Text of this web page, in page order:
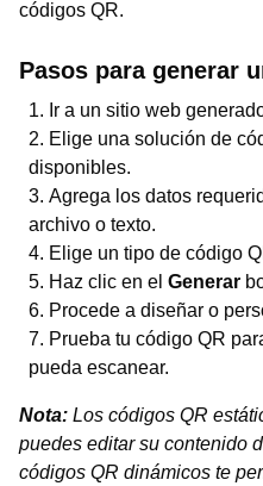
códigos QR.
Pasos para generar
Ir a un sitio web
Elige una solución de
disponibles.
Agrega los datos
archivo o texto.
Elige un tipo de código
Haz clic en el Generar
Procede a diseñar o
Prueba tu código QR
pueda escanear.
Nota: Los códigos QR
puedes editar su contenido
códigos QR dinámicos te